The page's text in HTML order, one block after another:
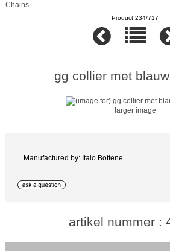
Chains
Product 234/717
gg collier met
larger image
Manufactured by: Italo Bottene
artikel nummer :